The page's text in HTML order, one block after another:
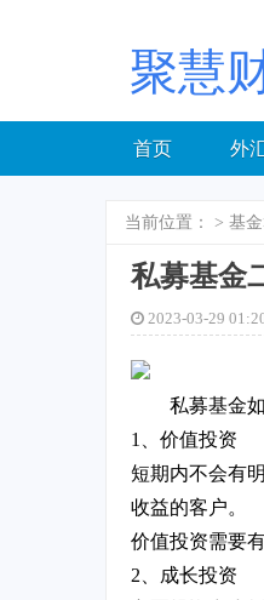
聚慧
首页 外
当前位置： > 基金
私募基金
2023-03-29
私募基金
1、价值投资
短期内不会有
收益的客户。
价值投资需要
2、成长投资